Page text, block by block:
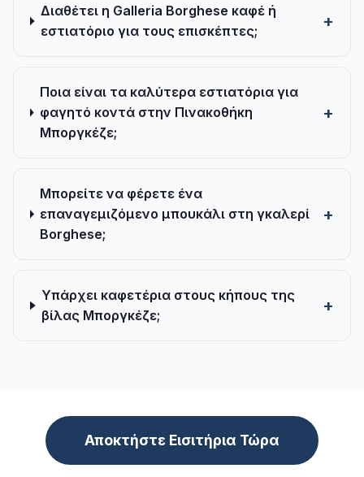
Διαθέτει η Galleria Borghese καφέ ή
εστιατόριο για τους επισκέπτες;
Ποια είναι τα καλύτερα εστιατόρια για
φαγητό κοντά στην Πινακοθήκη
Μποργκέζε;
Μπορείτε να φέρετε ένα
επαναγεμιζόμενο μπουκάλι στη γκαλερί
Borghese;
Υπάρχει καφετέρια στους κήπους της
βίλας Μποργκέζε;
Αποκτήστε Εισιτήρια Τώρα